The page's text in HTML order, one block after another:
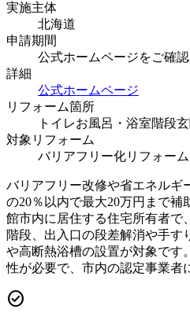
実施主体
北海道
申請期間
公式ホームページをご確
詳細
公式ホームページ
リフォーム箇所
トイレお風呂・浴室階段
対象リフォーム
バリアフリー化リフォー
バリアフリー改修や省エネルギ
の20％以内で最大20万円まで補
館市内に居住する住宅所有者で
階段、出入口の段差解消や手す
や高断熱浴槽の設置が対象です
性が必要で、市内の認定事業者
check_circle